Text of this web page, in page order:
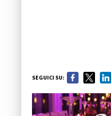
SEGUICI SU: